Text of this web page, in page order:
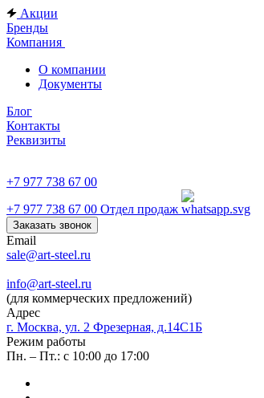
Акции
Бренды
Компания
О компании
Документы
Блог
Контакты
Реквизиты
+7 977 738 67 00
+7 977 738 67 00 Отдел продаж
Заказать звонок
Email
sale@art-steel.ru
info@art-steel.ru
(для коммерческих предложений)
Адрес
г. Москва, ул. 2 Фрезерная, д.14С1Б
Режим работы
Пн. – Пт.: с 10:00 до 17:00